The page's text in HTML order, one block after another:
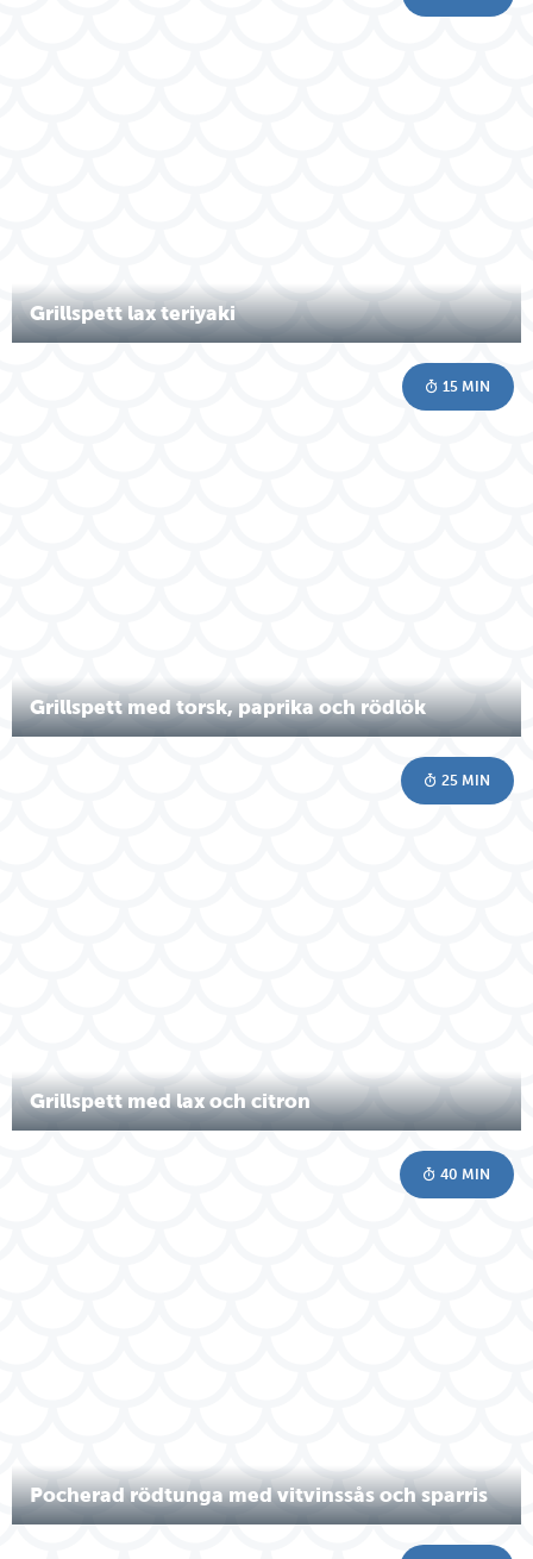
Grillspett lax teriyaki
Grillspett med torsk, paprika och rödlök
15 MIN
Grillspett med lax och citron
25 MIN
Pocherad rödtunga med vitvinssås och sparris
40 MIN